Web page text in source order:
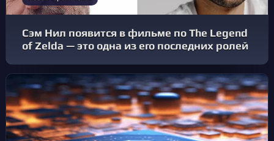
Сэм Нил появится в фильме по The Legend
of Zelda — это одна из его последних ролей